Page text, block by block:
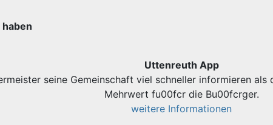
Uttenreuth App
seine Gemeinschaft viel schneller informieren
Mehrwert fu00fcr die Bu00fcrger.
weitere Informationen